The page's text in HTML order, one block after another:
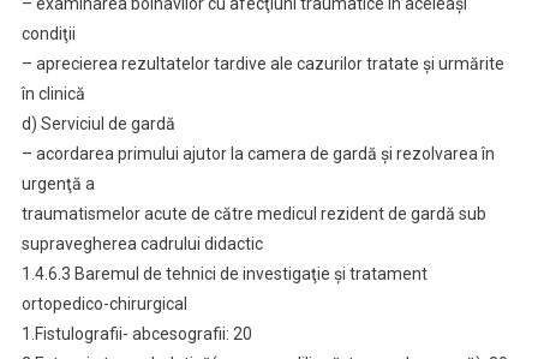
condiţii
– aprecierea rezultatelor tardive ale cazurilor tratate şi urmărite
în clinică
d) Serviciul de gardă
– acordarea primului ajutor la camera de gardă şi rezolvarea în
urgenţă a
traumatismelor acute de către medicul rezident de gardă sub
supravegherea cadrului didactic
1.4.6.3 Baremul de tehnici de investigaţie şi tratament
ortopedico-chirurgical
1.Fistulografii- abcesografii: 20